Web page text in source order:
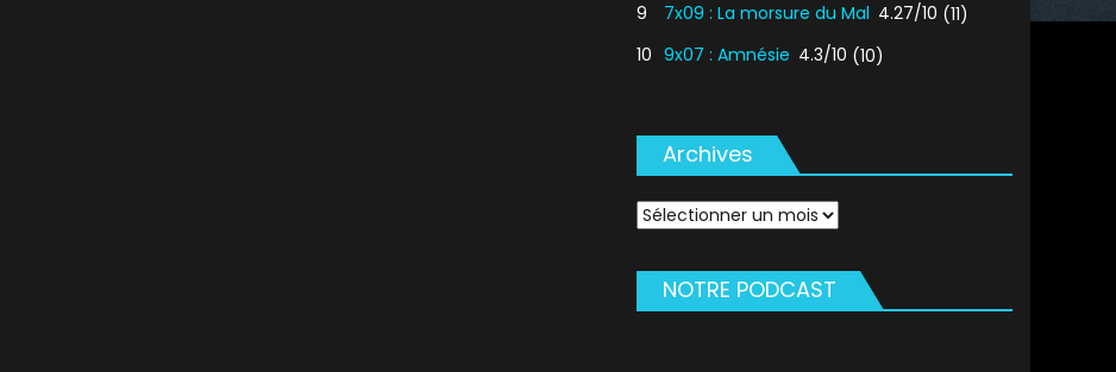
9
7x09 : La morsure du Mal 4.27/10 (11)
10 9x07 : Amnésie 4.3/10 (10)
Archives
Archives
NOTRE PODCAST